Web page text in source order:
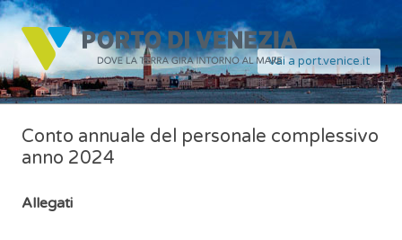
Vai a port.venice.it
Conto annuale del personale complessivo
anno 2024
Allegati